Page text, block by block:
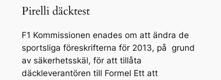
Pirelli däcktest
F1 Kommissionen enades om att ändra de
sportsliga föreskrifterna för 2013, på grund
av säkerhetsskäl, för att tillåta
däckleverantören till Formel Ett att